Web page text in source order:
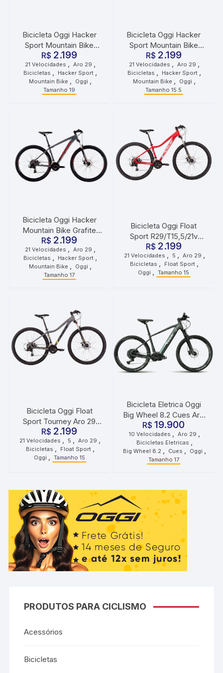
Bicicleta Oggi Hacker
Sport Mountain Bike
Grafite Vermelho Preto
R$ 2.199
21 Velocidades , Aro 29 ,
Bicicletas , Hacker Sport ,
Mountain Bike , Oggi ,
Tamanho 19
Bicicleta Oggi Hacker
Sport Mountain Bike
Grafite Verde Preto
R$ 2.199
21 Velocidades , Aro 29 ,
Bicicletas , Hacker Sport ,
Mountain Bike , Oggi ,
Tamanho 15.5
Bicicleta Oggi Hacker
Mountain Bike Grafite
Vermelho Preto
R$ 2.199
21 Velocidades Aro 29
Bicicletas Hacker Sport
Mountain Bike Oggi
Tamanho 17
Bicicleta Oggi Float
Sport R29/T15,5/21v
Tourney Vermelho
Branco Azul
R$ 2.199
21 Velocidades , 5 , Aro 29 ,
Bicicletas , Float Sport ,
Oggi , Tamanho 15
Bicicleta Oggi Float
Sport Tourney Aro 29
Tamanho 15,5 21
Velocidades Grafite
Preto Amarelo
R$ 2.199
21 Velocidades 5 Aro 29
Bicicletas Float Sport
Oggi Tamanho 15
Bicicleta Eletrica Oggi
Big Wheel 8.2 Cues Aro
29 Tamanho 17 10
Velocidades Verde Preto
Prata
R$ 19.900
10 Velocidades , Aro 29 ,
Bicicletas Eletricas ,
Big Wheel 8.2 , Cues , Oggi ,
Tamanho 17
PRODUTOS PARA CICLISMO
Acessórios
Bicicletas